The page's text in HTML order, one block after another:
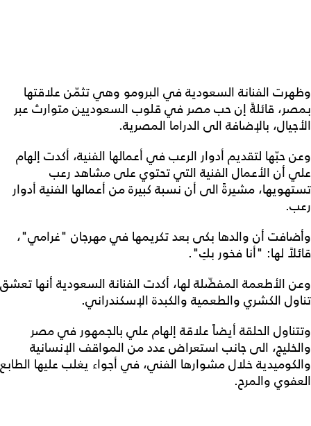
وظهرت الفنانة السعودية في البرومو وهي تثمّن علاقتها
بمصر، قائلةً إن حب مصر في قلوب السعوديين متوارث عبر
الأجيال، بالإضافة الى الدراما المصرية.
وعن حبّها لتقديم أدوار الرعب في أعمالها الفنية، أكدت إلهام
علي أن الأعمال الفنية التي تحتوي على مشاهد رعب
تستهويها، مشيرةً الى أن نسبة كبيرة من أعمالها الفنية أدوار
رعب.
وأضافت أن والدها بكى بعد تكريمها في مهرجان "غرامي"،
قائلاً لها: "أنا فخور بكِ".
وعن الأطعمة المفضّلة لها، أكدت الفنانة السعودية أنها تعشق
تناول الكشري والطعمية والكبدة الإسكندراني.
وتتناول الحلقة أيضاً علاقة إلهام علي بالجمهور في مصر
والخليج، الى جانب استعراض عدد من المواقف الإنسانية
والكوميدية خلال مشوارها الفني، في أجواء يغلب عليها الطابع
العفوي والمرح.